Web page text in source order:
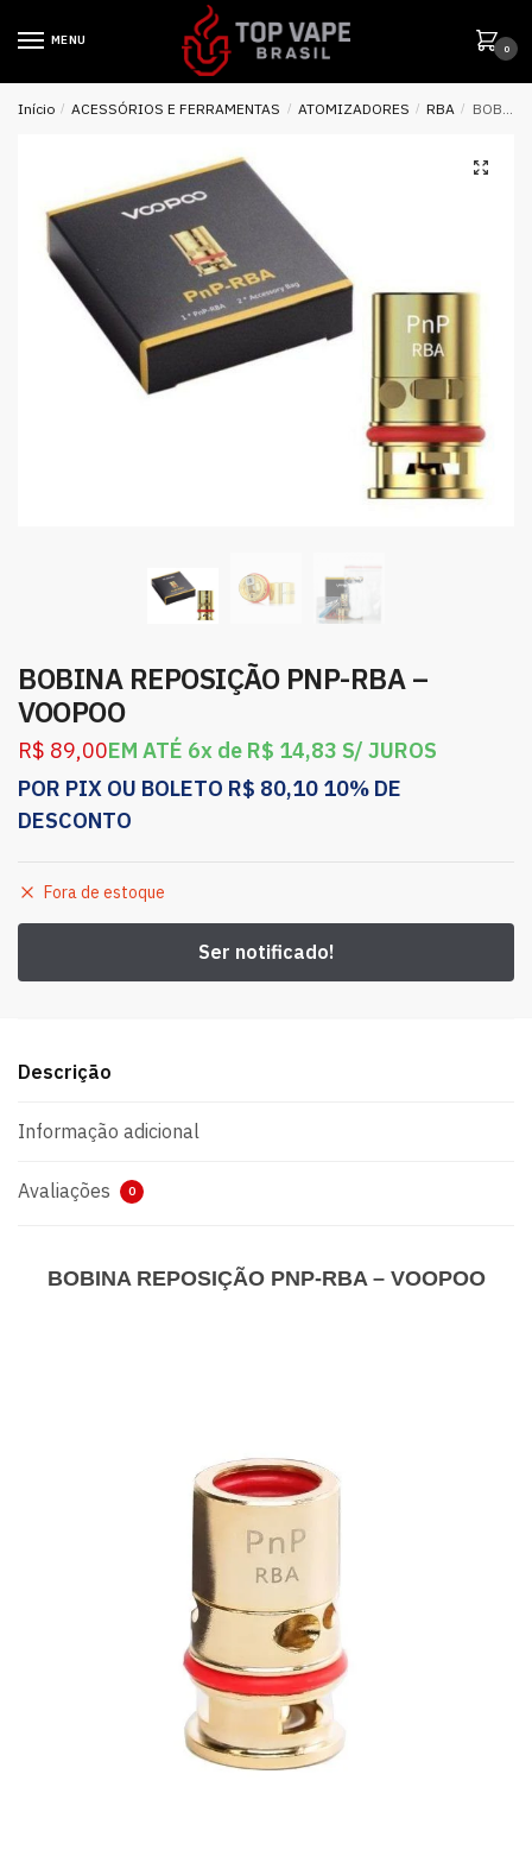
MENU
0
Início / ACESSÓRIOS E FERRAMENTAS / ATOMIZADORES / RBA / BOBINA REPOSIÇÃO PNP-RBA – VOOPOO
BOBINA REPOSIÇÃO PNP-RBA –
VOOPOO
R$ 89,00EM ATÉ 6x de R$ 14,83 S/ JUROS
POR PIX OU BOLETO R$ 80,10 10% DE
DESCONTO
Fora de estoque
Descrição
Informação adicional
Avaliações 0
BOBINA REPOSIÇÃO PNP-RBA – VOOPOO